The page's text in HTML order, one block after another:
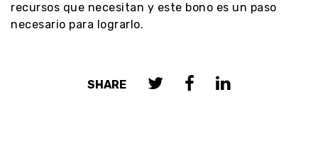
recursos que necesitan y este bono es un paso
necesario para lograrlo.
SHARE